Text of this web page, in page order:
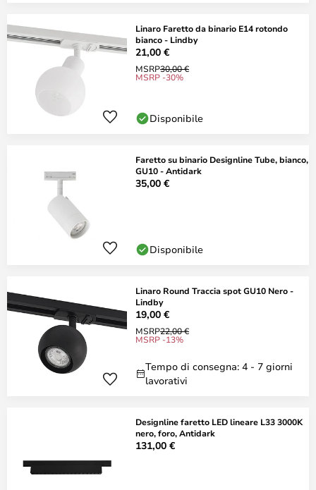
Linaro Faretto da binario E14 rotondo
bianco - Lindby
21,00 €
MSRP30,00 €
MSRP -30%
Disponibile
Faretto su binario Designline Tube, bianco,
GU10 - Antidark
35,00 €
Disponibile
Linaro Round Traccia spot GU10 Nero -
Lindby
19,00 €
MSRP22,00 €
MSRP -13%
Tempo di consegna: 4 - 7 giorni
lavorativi
Designline faretto LED lineare L33 3000K
nero, foro, Antidark
131,00 €